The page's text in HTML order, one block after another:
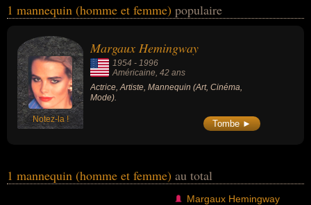
la mode. Ces célébrités peuvent également avoir été acteur ou
morts, ils peuvent avoir été américain par exemple.
1 mannequin (homme et femme) populaire
Notez-la !
Margaux Hemingway
1954 - 1996
Américaine, 42 ans
Actrice, Artiste, Mannequin (Art, Cinéma,
Mode).
Tombe ►
1 mannequin (homme et femme) au total
Margaux Hemingway